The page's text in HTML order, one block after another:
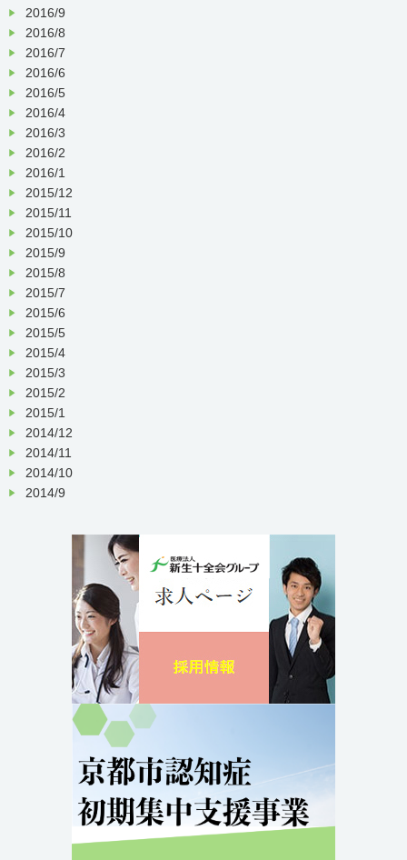
2016/9
2016/8
2016/7
2016/6
2016/5
2016/4
2016/3
2016/2
2016/1
2015/12
2015/11
2015/10
2015/9
2015/8
2015/7
2015/6
2015/5
2015/4
2015/3
2015/2
2015/1
2014/12
2014/11
2014/10
2014/9